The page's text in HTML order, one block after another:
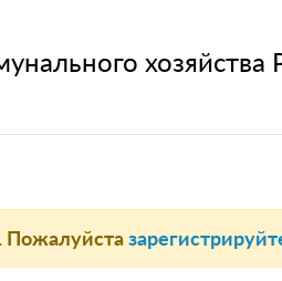
хозяйства
Пожалуйста